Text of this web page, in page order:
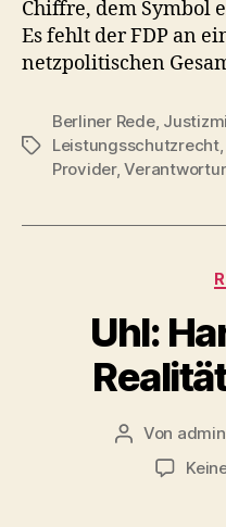
Chiffre, dem Symbol
Es fehlt der FDP an
netzpolitischen
Schlagwörter
Berliner Rede,
Leistungsschutzrecht,
Provider,
Uhl:
Beitragsautor
Von admin